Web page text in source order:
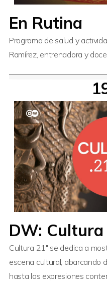
En Rutina
Programa de salud y
Ramírez, entrenadora y
DW: Cultura
Cultura 21″ se dedica a
escena cultural, abarcando
hasta las expresiones